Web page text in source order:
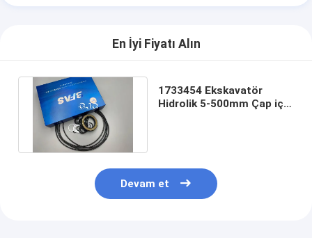
En İyi Fiyatı Alın
1733454 Ekskavatör
Hidrolik 5-500mm Çap için
Devam et